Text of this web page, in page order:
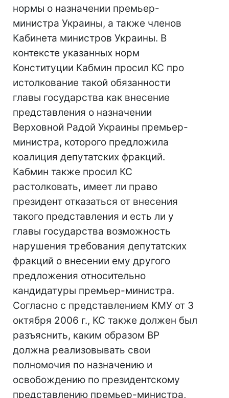
нормы о назначении премьер-
министра Украины, а также членов
Кабинета министров Украины. В
контексте указанных норм
Конституции Кабмин просил КС про
истолкование такой обязанности
главы государства как внесение
представления о назначении
Верховной Радой Украины премьер-
министра, которого предложила
коалиция депутатских фракций.
Кабмин также просил КС
растолковать, имеет ли право
президент отказаться от внесения
такого представления и есть ли у
главы государства возможность
нарушения требования депутатских
фракций о внесении ему другого
предложения относительно
кандидатуры премьер-министра.
Согласно с представлением КМУ от 3
октября 2006 г., КС также должен был
разъяснить, каким образом ВР
должна реализовывать свои
полномочия по назначению и
освобождению по президентскому
представлению премьер-министра,